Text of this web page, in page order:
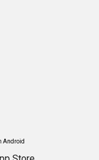
Android